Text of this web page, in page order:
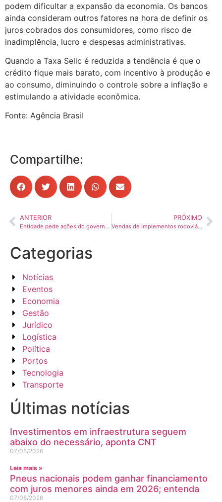
podem dificultar a expansão da economia. Os bancos
ainda consideram outros fatores na hora de definir os
juros cobrados dos consumidores, como risco de
inadimplência, lucro e despesas administrativas.
Quando a Taxa Selic é reduzida a tendência é que o
crédito fique mais barato, com incentivo à produção e
ao consumo, diminuindo o controle sobre a inflação e
estimulando a atividade econômica.
Fonte: Agência Brasil
Compartilhe:
ANTERIOR
Entidade pede ações do governo para avançar no aumento da mistura de biodiesel e ampliar o uso do etanol
PRÓXIMO
Vendas de implementos rodoviários sobem 12,5% e indicam reação do setor
Categorias
Notícias
Eventos
Economia
Gestão
Jurídico
Logística
Política
Portos
Tecnologia
Transporte
Últimas notícias
Investimentos em infraestrutura seguem
abaixo do necessário, aponta CNT
07/08/2026
Leia mais »
Pneus nacionais podem ganhar financiamento
com juros menores ainda em 2026; entenda
07/08/2026